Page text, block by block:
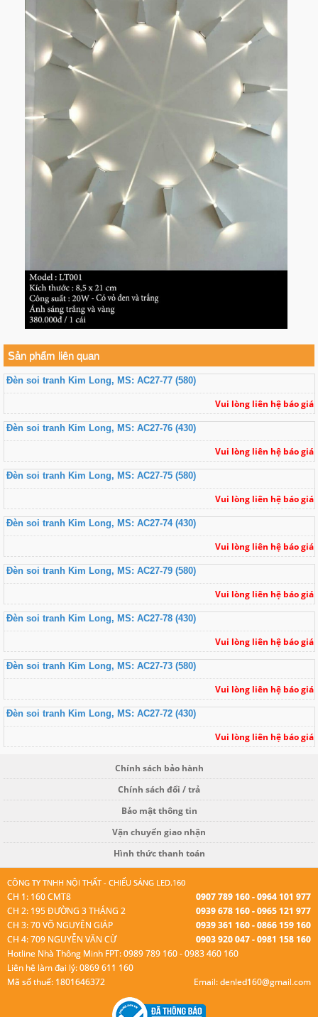
Sản phẩm liên quan
Đèn soi tranh Kim Long, MS: AC27-77 (580)
Vui lòng liên hệ báo giá
Đèn soi tranh Kim Long, MS: AC27-76 (430)
Vui lòng liên hệ báo giá
Đèn soi tranh Kim Long, MS: AC27-75 (580)
Vui lòng liên hệ báo giá
Đèn soi tranh Kim Long, MS: AC27-74 (430)
Vui lòng liên hệ báo giá
Đèn soi tranh Kim Long, MS: AC27-79 (580)
Vui lòng liên hệ báo giá
Đèn soi tranh Kim Long, MS: AC27-78 (430)
Vui lòng liên hệ báo giá
Đèn soi tranh Kim Long, MS: AC27-73 (580)
Vui lòng liên hệ báo giá
Đèn soi tranh Kim Long, MS: AC27-72 (430)
Vui lòng liên hệ báo giá
Chính sách bảo hành
Chính sách đổi / trả
Bảo mật thông tin
Vận chuyển giao nhận
Hình thức thanh toán
CÔNG TY TNHH NỘI THẤT - CHIẾU SÁNG LED.160
CH 1: 160 CMT8
0907 789 160 - 0964 101 977
CH 2: 195 ĐƯỜNG 3 THÁNG 2
0939 678 160 - 0965 121 977
CH 3: 70 VÕ NGUYÊN GIÁP
0939 361 160 - 0866 159 160
CH 4: 709 NGUYỄN VĂN CỪ
0903 920 047 - 0981 158 160
Hotline Nhà Thông Minh FPT: 0989 789 160 - 0983 460 160
Liên hệ làm đại lý: 0869 611 160
Mã số thuế: 1801646372
Email: denled160@gmail.com